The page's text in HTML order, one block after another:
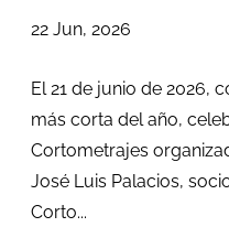
22 Jun, 2026
El 21 de junio de 2026,
más corta del año,
Cortometrajes
José Luis Palacios,
Corto...